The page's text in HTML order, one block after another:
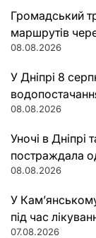
Громадський
маршрутів
08.08.2026
У Дніпрі 8
08.08.2026
Уночі в Дніпрі
постраждала
08.08.2026
У
під час
07.08.2026